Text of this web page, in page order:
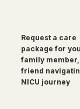
Request a care
package for
family member,
friend
NICU journey